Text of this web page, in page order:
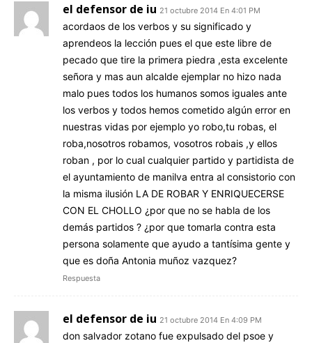
el defensor de iu 21 octubre 2014 En 4:01 PM
acordaos de los verbos y su significado y
aprendeos la lección pues el que este libre de
pecado que tire la primera piedra ,esta excelente
señora y mas aun alcalde ejemplar no hizo nada
malo pues todos los humanos somos iguales ante
los verbos y todos hemos cometido algún error en
nuestras vidas por ejemplo yo robo,tu robas, el
roba,nosotros robamos, vosotros robais ,y ellos
roban , por lo cual cualquier partido y partidista de
el ayuntamiento de manilva entra al consistorio con
la misma ilusión LA DE ROBAR Y ENRIQUECERSE
CON EL CHOLLO ¿por que no se habla de los
demás partidos ? ¿por que tomarla contra esta
persona solamente que ayudo a tantísima gente y
que es doña Antonia muñoz vazquez?
Respuesta
el defensor de iu 21 octubre 2014 En 4:09 PM
don salvador zotano fue expulsado del psoe y